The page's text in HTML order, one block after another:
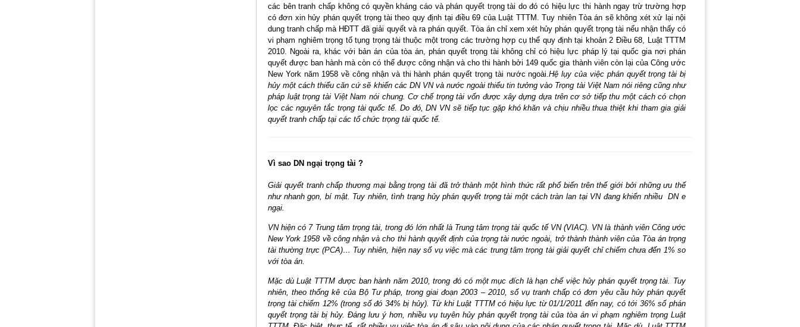
các bên tranh chấp không có quyền kháng cáo và phán quyết trọng tài do đó có hiệu lực thi hành ngay trừ trường hợp
có đơn xin hủy phán quyết trọng tài theo quy định tại điều 69 của Luật TTTM. Tuy nhiên Tòa án sẽ không xét xử lại nội
dung tranh chấp mà HĐTT đã giải quyết và ra phán quyết. Tòa án chỉ xem xét hủy phán quyết trọng tài nếu nhận thấy có
vi phạm nghiêm trọng tố tụng trọng tài thuộc một trong các trường hợp cụ thể quy định tại khoản 2 Điều 68, Luật TTTM
2010. Ngoài ra, khác với bản án của tòa án, phán quyết trọng tài không chỉ có hiệu lực pháp lý tại quốc gia nơi phán
quyết được ban hành mà còn có thể được công nhận và cho thi hành bởi 149 quốc gia thành viên còn lại của Công ước
New York năm 1958 về công nhận và thi hành phán quyết trọng tài nước ngoài.Hệ lụy của việc phán quyết trọng tài bị
hủy một cách thiếu căn cứ sẽ khiến các DN VN và nước ngoài thiếu tin tưởng vào Trọng tài Việt Nam nói riêng cũng như
pháp luật trọng tài Việt Nam nói chung. Cơ chế trọng tài vốn được xây dựng dựa trên cơ sở tiếp thu một cách có chọn
lọc các nguyên tắc trọng tài quốc tế. Do đó, DN VN sẽ tiếp tục gặp khó khăn và chịu nhiều thua thiệt khi tham gia giải
quyết tranh chấp tại các tổ chức trọng tài quốc tế.
Vì sao DN ngại trọng tài ?
Giải quyết tranh chấp thương mại bằng trọng tài đã trở thành một hình thức rất phổ biến trên thế giới bởi những ưu thế
như nhanh gọn, bí mật. Tuy nhiên, tình trạng hủy phán quyết trọng tài một cách tràn lan tại VN đang khiến nhiều DN e
ngại.
VN hiện có 7 Trung tâm trọng tài, trong đó lớn nhất là Trung tâm trọng tài quốc tế VN (VIAC). VN là thành viên Công ước
New York 1958 về công nhận và cho thi hành quyết định của trọng tài nước ngoài, trở thành thành viên của Tòa án trọng
tài thường trực (PCA)… Tuy nhiên, hiện nay số vụ việc mà các trung tâm trọng tài giải quyết chỉ chiếm chưa đến 1% so
với tòa án.
Mặc dù Luật TTTM được ban hành năm 2010, trong đó có một mục đích là hạn chế việc hủy phán quyết trọng tài. Tuy
nhiên, theo thống kê của Bộ Tư pháp, trong giai đoạn 2003 – 2010, số vụ tranh chấp có đơn yêu cầu hủy phán quyết
trọng tài chiếm 12% (trong số đó 34% bị hủy). Từ khi Luật TTTM có hiệu lực từ 01/1/2011 đến nay, có tới 36% số phán
quyết trọng tài bị hủy. Đáng lưu ý hơn, nhiều vụ tuyên hủy phán quyết trọng tài của tòa án vi phạm nghiêm trọng Luật